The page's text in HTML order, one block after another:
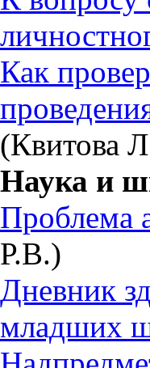
Как
(Квитова
Наука и
Проблема
Р.В.)
Дневник
младших